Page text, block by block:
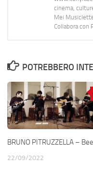
cinema,
Mei
Collabora con
POTREBBERO
BRUNO PITRUZZELLA –
22/09/2022